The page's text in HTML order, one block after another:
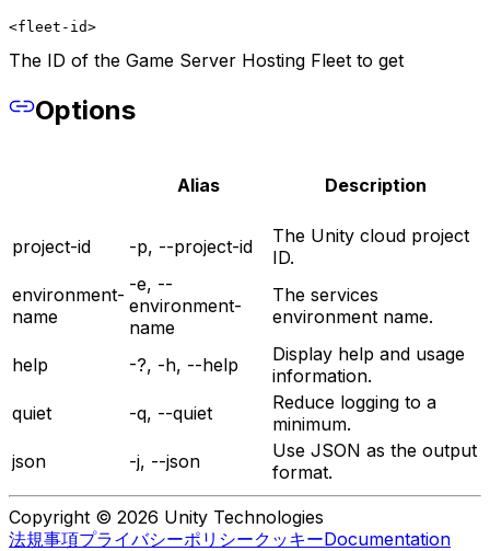
<fleet-id>
The ID of the Game Server Hosting Fleet to get
Options
Alias Description
project-id -p, --project-id
The Unity cloud project
ID.
environment-
name
-e, --
environment-
name
The services
environment name.
help -?, -h, --help
Display help and usage
information.
quiet
-q, --quiet
Reduce logging to a
minimum.
json
-j, --json
Use JSON as the output
format.
Copyright © 2026 Unity Technologies
法規事項プライバシーポリシークッキーDocumentation